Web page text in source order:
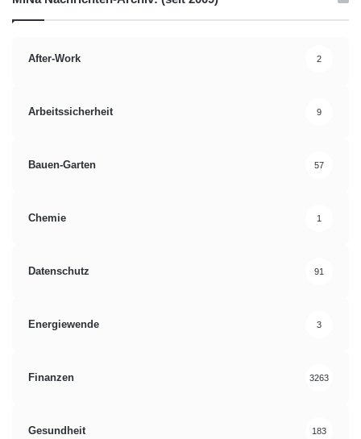
After-Work 2
Arbeitssicherheit 9
Bauen-Garten 57
Chemie 1
Datenschutz 91
Energiewende 3
Finanzen 3263
Gesundheit 183